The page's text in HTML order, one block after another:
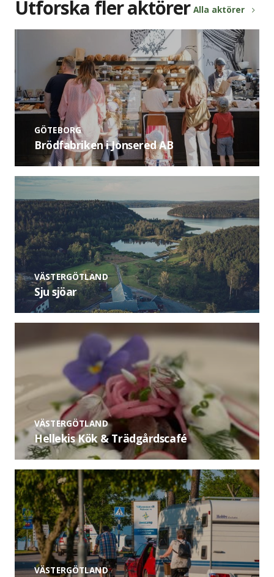
Utforska fler aktörer Alla aktörer
GÖTEBORG
Brödfabriken i Jonsered AB
VÄSTERGÖTLAND
Sju sjöar
VÄSTERGÖTLAND
Hellekis Kök & Trädgårdscafé
VÄSTERGÖTLAND